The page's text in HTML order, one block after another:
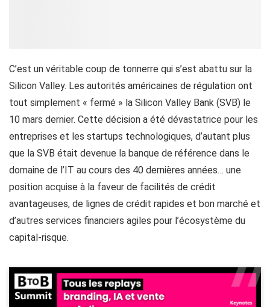
C’est un véritable coup de tonnerre qui s’est abattu sur la
Silicon Valley. Les autorités américaines de régulation ont
tout simplement « fermé » la Silicon Valley Bank (SVB) le
10 mars dernier. Cette décision a été dévastatrice pour les
entreprises et les startups technologiques, d’autant plus
que la SVB était devenue la banque de référence dans le
domaine de l’IT au cours des 40 dernières années… une
position acquise à la faveur de facilités de crédit
avantageuses, de lignes de crédit rapides et bon marché et
d’autres services financiers agiles pour l’écosystème du
capital-risque.